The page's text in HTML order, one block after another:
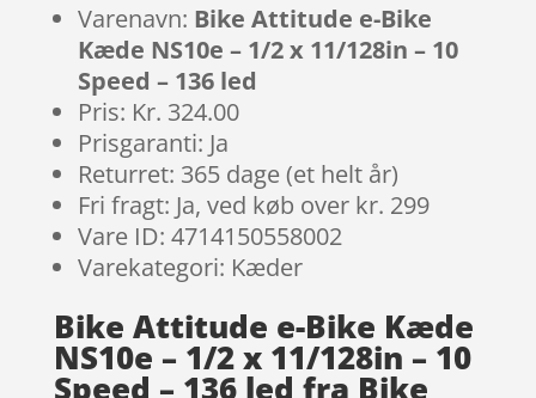
Varenavn: Bike Attitude e-Bike
Kæde NS10e – 1/2 x 11/128in – 10
Speed – 136 led
Pris: Kr. 324.00
Prisgaranti: Ja
Returret: 365 dage (et helt år)
Fri fragt: Ja, ved køb over kr. 299
Vare ID: 4714150558002
Varekategori: Kæder
Bike Attitude e-Bike Kæde
NS10e – 1/2 x 11/128in – 10
Speed – 136 led fra Bike